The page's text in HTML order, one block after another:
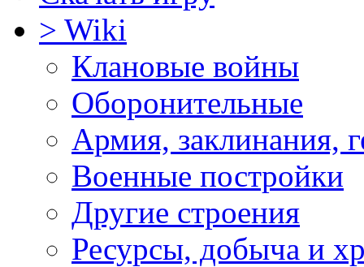
> Wiki
Клановые войны
Оборонительные
Армия, заклинания,
Военные постройки
Другие строения
Ресурсы, добыча и